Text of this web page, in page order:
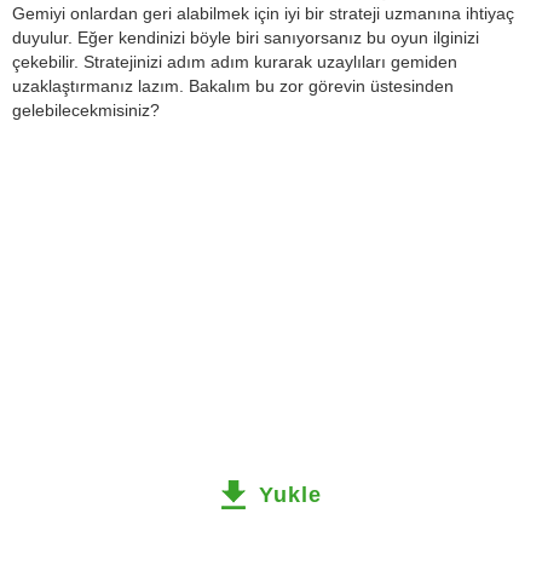
Gemiyi onlardan geri alabilmek için iyi bir strateji uzmanına ihtiyaç
duyulur. Eğer kendinizi böyle biri sanıyorsanız bu oyun ilginizi
çekebilir. Stratejinizi adım adım kurarak uzaylıları gemiden
uzaklaştırmanız lazım. Bakalım bu zor görevin üstesinden
gelebilecekmisiniz?
Yukle